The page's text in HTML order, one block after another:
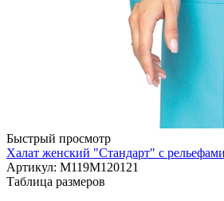
Быстрый просмотр
Халат женский "Стандарт" с
Артикул: М119М120121
Таблица размеров